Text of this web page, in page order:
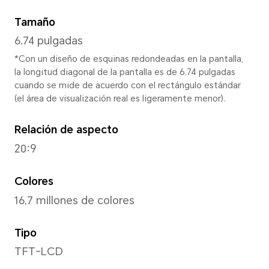
Altura
167mm
77mm
Profundidad
7.89mm